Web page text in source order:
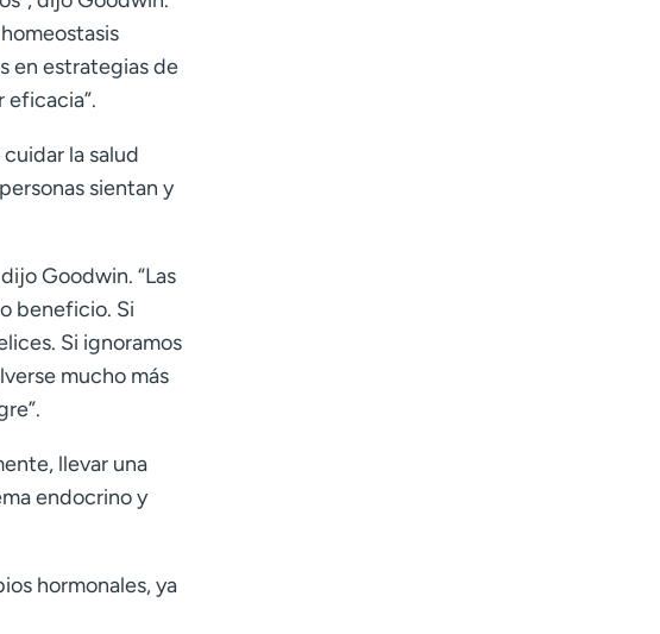
en estrategias de
la salud
sientan y
dijo Goodwin. “Las
beneficio. Si
Si ignoramos
mucho más
llevar una
endocrino y
hormonales, ya